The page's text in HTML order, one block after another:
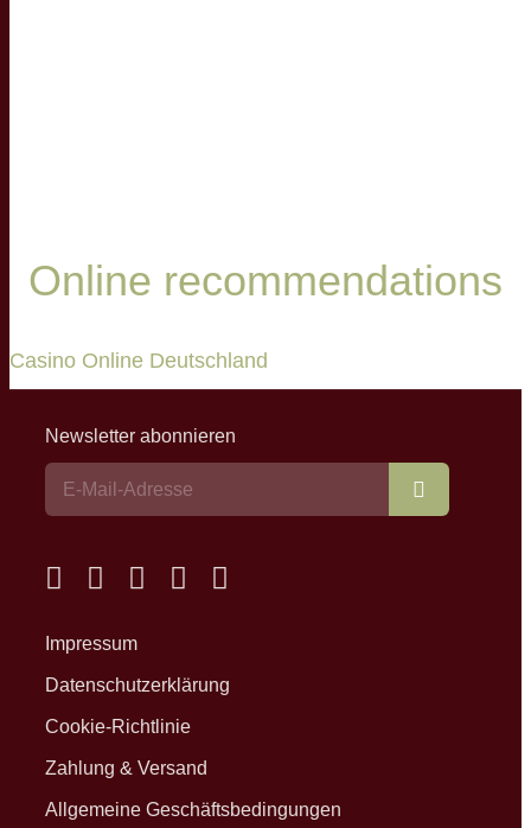
Online recommendations
Casino Online Deutschland
Newsletter abonnieren
Impressum
Datenschutzerklärung
Cookie-Richtlinie
Zahlung & Versand
Allgemeine Geschäftsbedingungen